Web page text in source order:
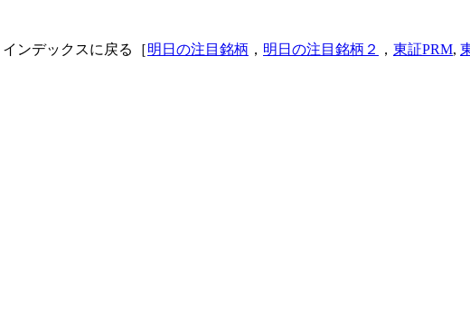
インデックスに戻る［明日の注目銘柄 ， 明日の注目銘柄２ ， 東証PRM,